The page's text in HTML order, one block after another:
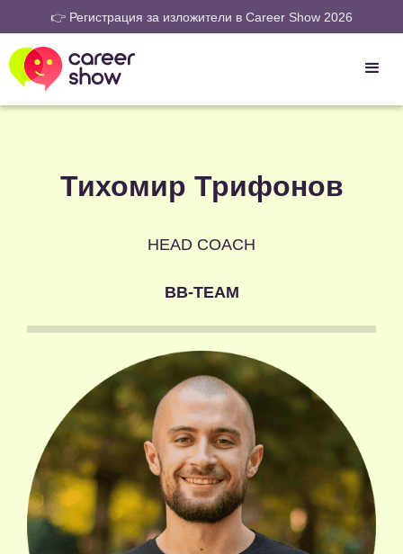
👉 Регистрация за изложители в Career Show 2026
Тихомир Трифонов
HEAD COACH
BB-TEAM